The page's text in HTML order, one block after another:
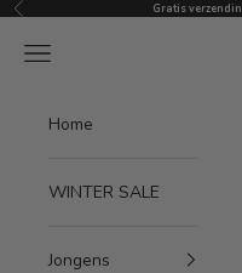
Naar inhoud
Vorige Gratis
Menu
Home
WINTER SALE
Jongens